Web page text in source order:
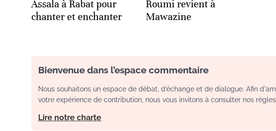
Assala à Rabat pour
chanter et enchanter
Roumi revient à
Mawazine
Bienvenue dans l’espace commentaire
Nous souhaitons un espace de débat, d’échange et de dialogue. Afin
votre expérience de contribution, nous vous invitons à consulter nos règles
Lire notre charte